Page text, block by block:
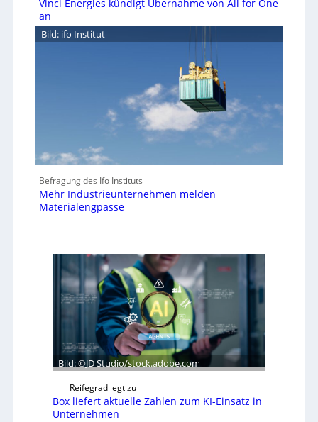
Vinci Energies kündigt Übernahme von All for One
an
Bild: ifo Institut
Befragung des Ifo Instituts
Mehr Industrieunternehmen melden
Materialengpässe
Bild: ©JD Studio/stock.adobe.com
Reifegrad legt zu
Box liefert aktuelle Zahlen zum KI-Einsatz in
Unternehmen